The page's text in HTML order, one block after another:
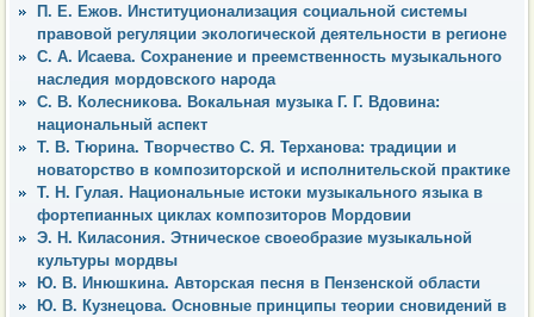
П. Е. Ежов. Институционализация социальной системы
правовой регуляции экологической деятельности в регионе
С. А. Исаева. Сохранение и преемственность музыкального
наследия мордовского народа
С. В. Колесникова. Вокальная музыка Г. Г. Вдовина:
национальный аспект
Т. В. Тюрина. Творчество С. Я. Терханова: традиции и
новаторство в композиторской и исполнительской практике
Т. Н. Гулая. Национальные истоки музыкального языка в
фортепианных циклах композиторов Мордовии
Э. Н. Киласония. Этническое своеобразие музыкальной
культуры мордвы
Ю. В. Инюшкина. Авторская песня в Пензенской области
Ю. В. Кузнецова. Основные принципы теории сновидений в